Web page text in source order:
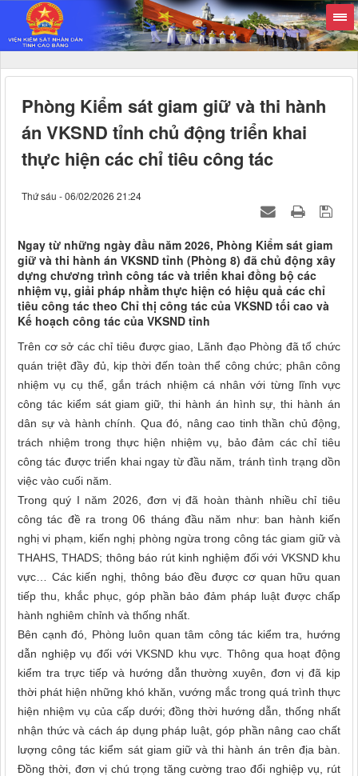
Phòng Kiểm sát giam giữ và thi hành
án VKSND tỉnh chủ động triển khai
thực hiện các chỉ tiêu công tác
Thứ sáu - 06/02/2026 21:24
Ngay từ những ngày đầu năm 2026, Phòng Kiểm sát giam
giữ và thi hành án VKSND tỉnh (Phòng 8) đã chủ động xây
dựng chương trình công tác và triển khai đồng bộ các
nhiệm vụ, giải pháp nhằm thực hiện có hiệu quả các chỉ
tiêu công tác theo Chỉ thị công tác của VKSND tối cao và
Kế hoạch công tác của VKSND tỉnh
Trên cơ sở các chỉ tiêu được giao, Lãnh đạo Phòng đã tổ chức
quán triệt đầy đủ, kịp thời đến toàn thể công chức; phân công
nhiệm vụ cụ thể, gắn trách nhiệm cá nhân với từng lĩnh vực
công tác kiểm sát giam giữ, thi hành án hình sự, thi hành án
dân sự và hành chính. Qua đó, nâng cao tinh thần chủ động,
trách nhiệm trong thực hiện nhiệm vụ, bảo đảm các chỉ tiêu
công tác được triển khai ngay từ đầu năm, tránh tình trạng dồn
việc vào cuối năm.
Trong quý I năm 2026, đơn vị đã hoàn thành nhiều chỉ tiêu
công tác đề ra trong 06 tháng đầu năm như: ban hành kiến
nghị vi phạm, kiến nghị phòng ngừa trong công tác giam giữ và
THAHS, THADS; thông báo rút kinh nghiệm đối với VKSND khu
vực… Các kiến nghị, thông báo đều được cơ quan hữu quan
tiếp thu, khắc phục, góp phần bảo đảm pháp luật được chấp
hành nghiêm chỉnh và thống nhất.
Bên cạnh đó, Phòng luôn quan tâm công tác kiểm tra, hướng
dẫn nghiệp vụ đối với VKSND khu vực. Thông qua hoạt động
kiểm tra trực tiếp và hướng dẫn thường xuyên, đơn vị đã kịp
thời phát hiện những khó khăn, vướng mắc trong quá trình thực
hiện nhiệm vụ của cấp dưới; đồng thời hướng dẫn, thống nhất
nhận thức và cách áp dụng pháp luật, góp phần nâng cao chất
lượng công tác kiểm sát giam giữ và thi hành án trên địa bàn.
Đồng thời, đơn vị chú trọng tăng cường trao đổi nghiệp vụ, rút